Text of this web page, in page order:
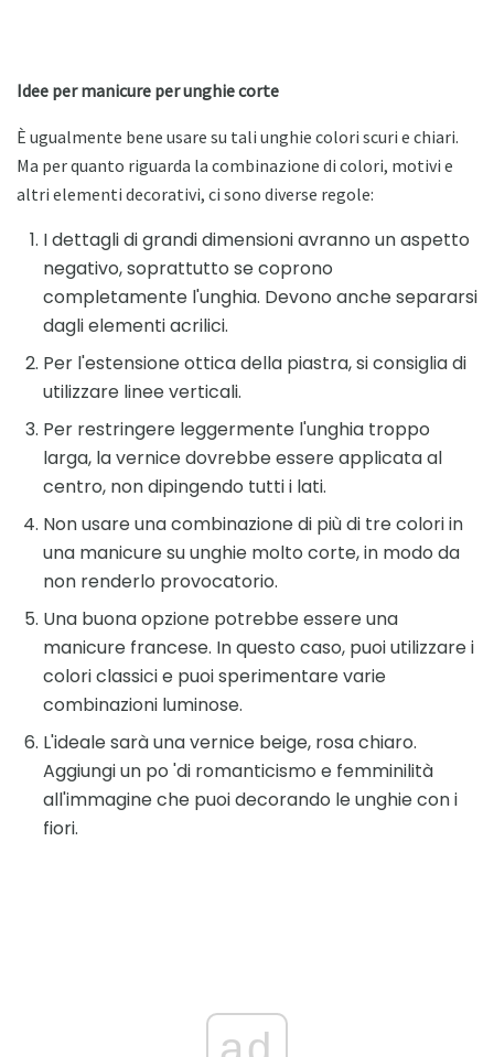
Idee per manicure per unghie corte
È ugualmente bene usare su tali unghie colori scuri e chiari.
Ma per quanto riguarda la combinazione di colori, motivi e
altri elementi decorativi, ci sono diverse regole:
I dettagli di grandi dimensioni avranno un aspetto
negativo, soprattutto se coprono
completamente l'unghia. Devono anche separarsi
dagli elementi acrilici.
Per l'estensione ottica della piastra, si consiglia di
utilizzare linee verticali.
Per restringere leggermente l'unghia troppo
larga, la vernice dovrebbe essere applicata al
centro, non dipingendo tutti i lati.
Non usare una combinazione di più di tre colori in
una manicure su unghie molto corte, in modo da
non renderlo provocatorio.
Una buona opzione potrebbe essere una
manicure francese. In questo caso, puoi utilizzare i
colori classici e puoi sperimentare varie
combinazioni luminose.
L'ideale sarà una vernice beige, rosa chiaro.
Aggiungi un po 'di romanticismo e femminilità
all'immagine che puoi decorando le unghie con i
fiori.